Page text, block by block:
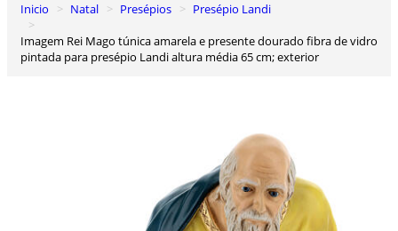
Inicio Natal Presépios
Presépio Landi
Imagem Rei Mago túnica amarela e presente dourado fibra de vidro
pintada para presépio Landi altura média 65 cm; exterior